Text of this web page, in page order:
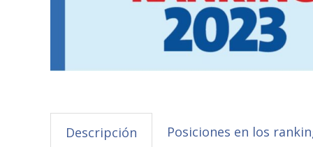
Descripción Posiciones en los